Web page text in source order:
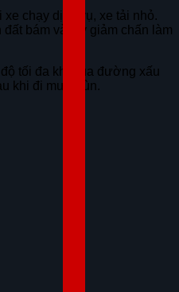
chạy dịch vụ, xe tải nhỏ.
bám vào ty giảm chấn làm
tối đa khi qua đường xấu
khi đi mưa/bùn.